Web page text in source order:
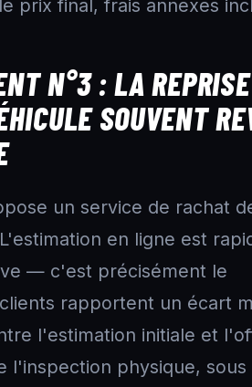
prix final, frais annexes
N°3 : LA
SOUVENT
un service de rachat
en ligne est
— c'est précisément le
rapportent un écart
l'estimation initiale et
l'inspection physique, sous